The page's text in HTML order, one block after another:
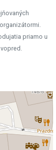
priamo u